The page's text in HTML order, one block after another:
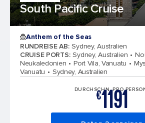
South Pacific Cruise
Anthem of the Seas
RUNDREISE AB: Sydney, Australien
CRUISE PORTS: Sydney, Australien
Neukaledonien
Port Vila, Vanuatu
Vanuatu
Sydney, Australien
DURCHSCHN. PRO
€1191